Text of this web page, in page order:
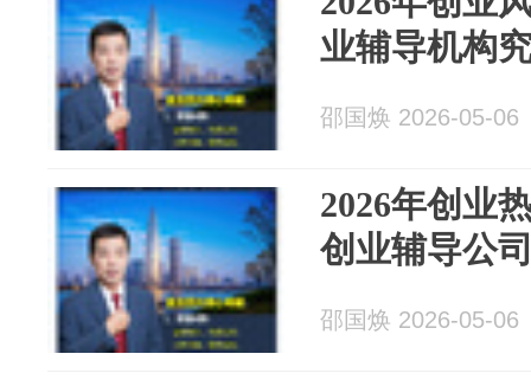
业辅导机构
邵国焕 2026-05-06
2026年创业
创业辅导公
邵国焕 2026-05-06